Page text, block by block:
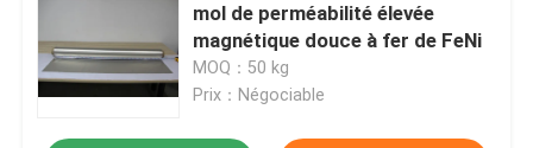
mol de perméabilité élevée
magnétique douce à fer de FeNi
MOQ：50 kg
Prix：Négociable